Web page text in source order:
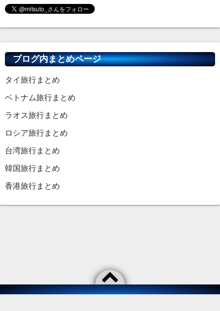
ブログ内まとめページ
タイ旅行まとめ
ベトナム旅行まとめ
ラオス旅行まとめ
ロシア旅行まとめ
台湾旅行まとめ
韓国旅行まとめ
香港旅行まとめ